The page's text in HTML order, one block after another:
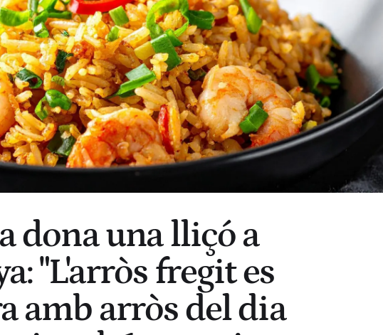
dona una lliçó a
"L'arròs fregit es
amb arròs del dia